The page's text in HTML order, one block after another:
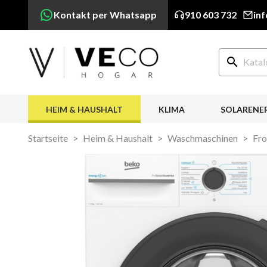
Kontakt per Whatsapp 910 603 732
search
HEIM & HAUSHALT KLIMA
Startseite Heim & Haushalt Waschmaschinen